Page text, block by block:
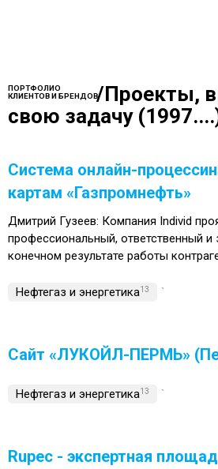
ПОРТФОЛИО
КЛИЕНТОВ И БРЕНДОВ/Проекты,
свою задачу
Система онлайн-
картам «Газпромнефть»
Дмитрий Гузеев: Компания Individ
профессиональный, ответственный и
конечном результате работы
Нефтегаз и энергетика13 `
Сайт «ЛУКОЙЛ-ПЕРМЬ»
Нефтегаз и энергетика13 `
Rupec - экспертная